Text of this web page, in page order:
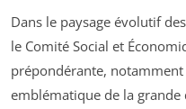
Dans le paysage évolutif
le Comité Social et
prépondérante, notamment
emblématique de la